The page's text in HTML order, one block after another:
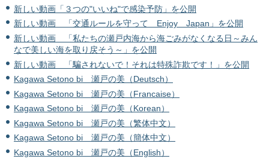
新しい動画「３つの"いいね"で感染予防」を公開
新しい動画 「交通ルールを守って Enjoy Japan」を公開
新しい動画 「私たちの瀬戸内海から海ごみがなくなる日～みん
なで美しい海を取り戻そう～」を公開
新しい動画 「騙されないで！それは特殊詐欺です！」を公開
Kagawa Setono bi 瀬戸の美（Deutsch）
Kagawa Setono bi 瀬戸の美（Francaise）
Kagawa Setono bi 瀬戸の美（Korean）
Kagawa Setono bi 瀬戸の美（繁体中文）
Kagawa Setono bi 瀬戸の美（簡体中文）
Kagawa Setono bi 瀬戸の美（English）